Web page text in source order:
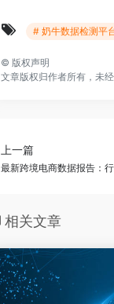
# 奶牛数据检测平
© 版权声明
文章版权归作者所有，未经
上一篇
最新跨境电商数据报告：
相关文章